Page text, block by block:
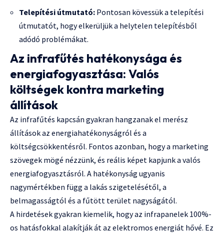
Telepítési útmutató: Pontosan kövessük a telepítési
útmutatót, hogy elkerüljük a helytelen telepítésből
adódó problémákat.
Az infrafűtés hatékonysága és
energiafogyasztása: Valós
költségek kontra marketing
állítások
Az infrafűtés kapcsán gyakran hangzanak el merész
állítások az energiahatékonyságról és a
költségcsökkentésről. Fontos azonban, hogy a marketing
szövegek mögé nézzünk, és reális képet kapjunk a valós
energiafogyasztásról. A hatékonyság ugyanis
nagymértékben függ a lakás szigetelésétől, a
belmagasságtól és a fűtött terület nagyságától.
A hirdetések gyakran kiemelik, hogy az infrapanelek 100%-
os hatásfokkal alakítják át az elektromos energiát hővé. Ez